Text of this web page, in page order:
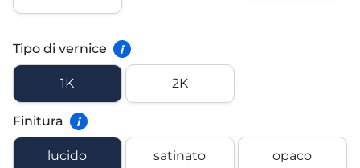
Tipo di vernice i
1K 2K
Finitura i
lucido satinato opaco